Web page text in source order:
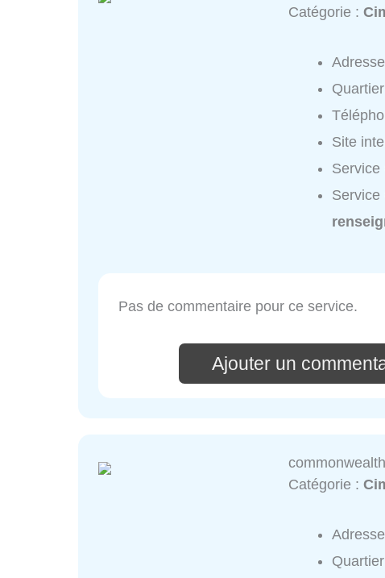
Catégorie :
Site
Service
Service
Pas de commentaire pour ce service.
Ajouter un
Catégorie :